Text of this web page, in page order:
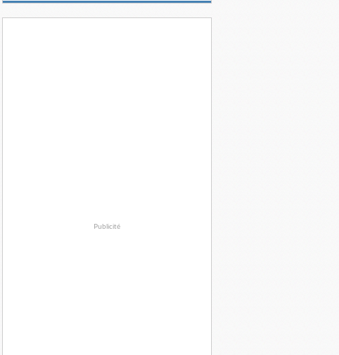
Publicité